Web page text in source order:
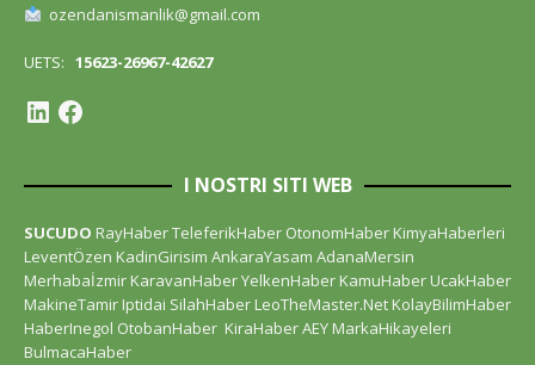
ozendanismanlik@gmail.com
UETS: 15623-26967-42627
I NOSTRI SITI WEB
SUCUDO RayHaberTeleferikHaber OtonomHaber KimyaHaberleri
LeventÖzen KadinGirisim AnkaraYasam AdanaMersin
Merhabaİzmir KaravanHaberYelkenHaber KamuHaber UcakHaber
MakineTamir Iptidai SilahHaber LeoTheMaster.Net KolayBilimHaber
HaberInegol OtobanHaber KiraHaberAEY MarkaHikayeleri
BulmacaHaber